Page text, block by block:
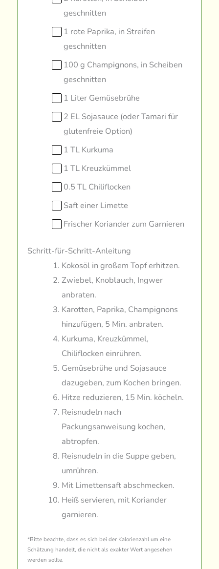
geschnitten
1 rote Paprika, in Streifen
geschnitten
100 g Champignons, in Scheiben
geschnitten
1 Liter Gemüsebrühe
2 EL Sojasauce (oder Tamari für
glutenfreie Option)
1 TL Kurkuma
1 TL Kreuzkümmel
0.5 TL Chiliflocken
Saft einer Limette
Frischer Koriander zum Garnieren
Schritt-für-Schritt-Anleitung
Kokosöl in großem Topf erhitzen.
Zwiebel, Knoblauch, Ingwer
anbraten.
Karotten, Paprika, Champignons
hinzufügen, 5 Min. anbraten.
Kurkuma, Kreuzkümmel,
Chiliflocken einrühren.
Gemüsebrühe und Sojasauce
dazugeben, zum Kochen bringen.
Hitze reduzieren, 15 Min. köcheln.
Reisnudeln nach
Packungsanweisung kochen,
abtropfen.
Reisnudeln in die Suppe geben,
umrühren.
Mit Limettensaft abschmecken.
Heiß servieren, mit Koriander
garnieren.
*Bitte beachte, dass es sich bei der Kalorienzahl um eine
Schätzung handelt, die nicht als exakter Wert angesehen
werden sollte.